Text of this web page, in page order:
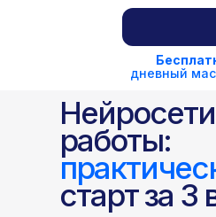
работы:
старт за 3
дневный